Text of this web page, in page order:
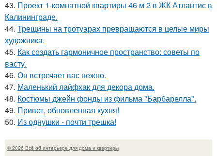
43. Проект 1-комнатной квартиры 46 м 2 в ЖК Атлантис в
Калининграде.
44. Трещины на тротуарах превращаются в целые миры
художника.
45. Как создать гармоничное пространство: советы по
васту.
46. Он встречает вас нежно.
47. Маленький лайфхак для декора дома.
48. Костюмы джейн фонды из фильма "Барбарелла".
49. Привет, обновленная кухня!
50. Из однушки - почти трешка!
© 2026 Всё об интерьере для дома и квартиры